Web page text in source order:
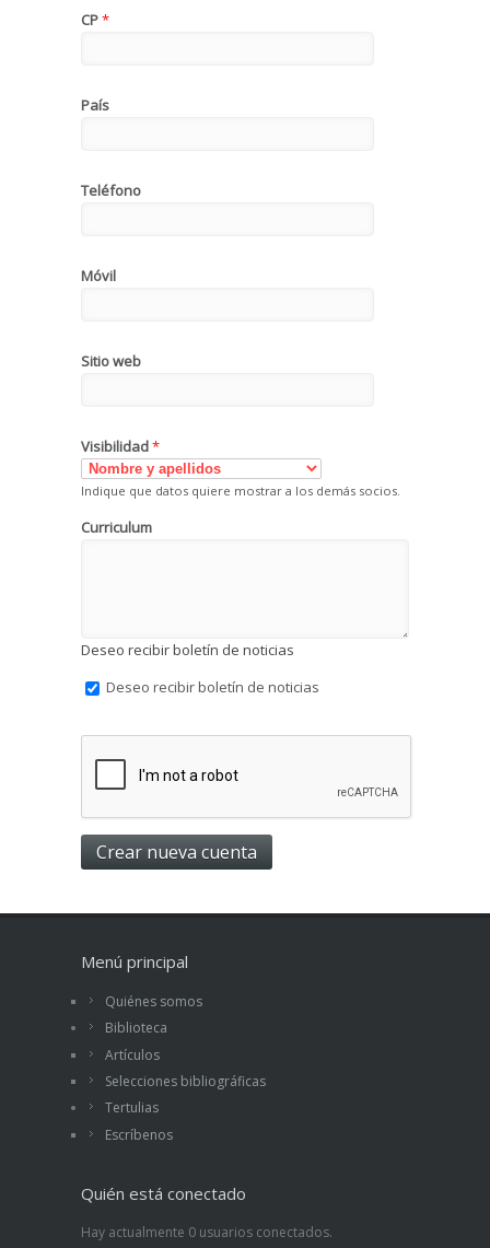
CP*
País
Teléfono
Móvil
Sitio web
Visibilidad*
Indique que datos quiere mostrar a los demás socios.
Curriculum
Deseo recibir boletín de noticias
Deseo recibir boletín de noticias
Menú principal
Quiénes somos
Biblioteca
Artículos
Selecciones bibliográficas
Tertulias
Escríbenos
Quién está conectado
Hay actualmente 0 usuarios conectados.